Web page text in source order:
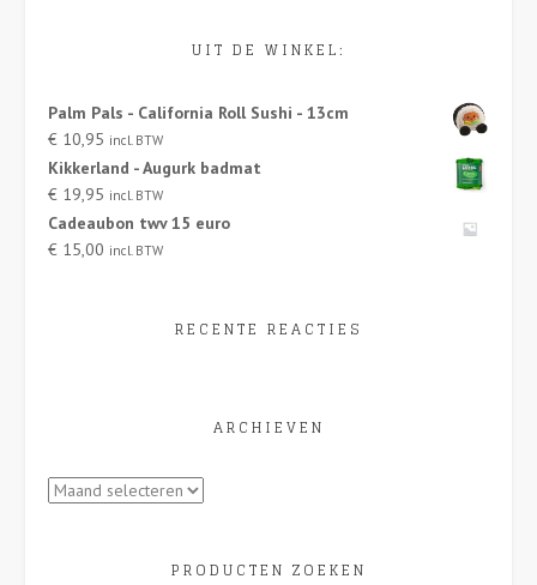
UIT DE WINKEL:
Palm Pals - California Roll Sushi - 13cm
€ 10,95 incl. BTW
Kikkerland - Augurk badmat
€ 19,95 incl. BTW
Cadeaubon twv 15 euro
€ 15,00 incl. BTW
RECENTE REACTIES
ARCHIEVEN
Archieven
PRODUCTEN ZOEKEN